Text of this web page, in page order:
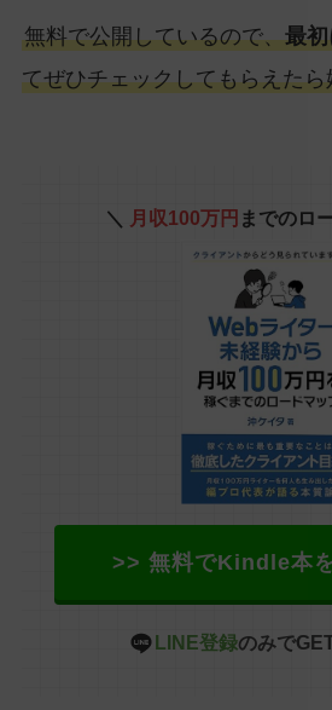
無料で公開しているので、最
てぜひチェックしてもらえた
＼ 月収100万円 までのロ
>> 無料でKindle本
LINE登録のみで